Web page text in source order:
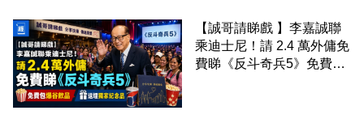
【誠哥請睇戲 】李嘉誠聯
乘迪士尼！請 2.4 萬外傭免
費睇《反斗奇兵5》免費包